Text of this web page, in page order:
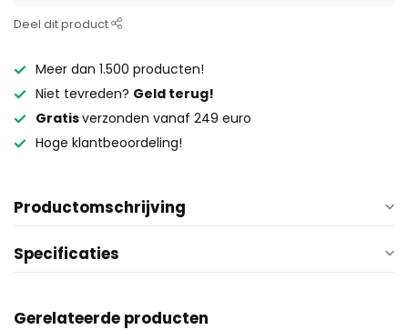
Deel dit product
Meer dan 1.500 producten!
Niet tevreden? Geld terug!
Gratisverzonden vanaf 249 euro
Hoge klantbeoordeling!
Productomschrijving
Specificaties
Gerelateerde producten